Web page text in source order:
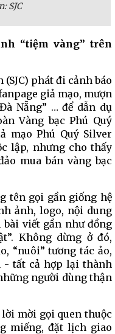
SJC
“tiệm vàng” trên
(SJC) phát đi cảnh báo
giả mạo, mượn
Nẵng” … để dẫn dụ
Vàng bạc Phú Quý
mạo Phú Quý Silver
lập, nhưng cho thấy
mua bán vàng bạc
tên gọi gần giống hệ
ảnh, logo, nội dung
viết gần như đồng
Không dừng ở đó,
“nuôi” tương tác ảo,
- tất cả hợp lại thành
người dùng thận
mời gọi quen thuộc
miếng, đặt lịch giao